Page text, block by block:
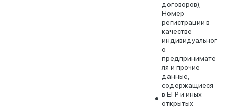
договоров);
Номер
регистрации в
качестве
индивидуальног
о
предпринимате
ля и прочие
данные,
содержащиеся
в ЕГР и иных
открытых